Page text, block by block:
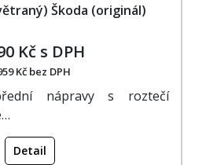
Škoda (originál)
Kč s DPH
Kč bez DPH
nápravy s roztečí
Detail